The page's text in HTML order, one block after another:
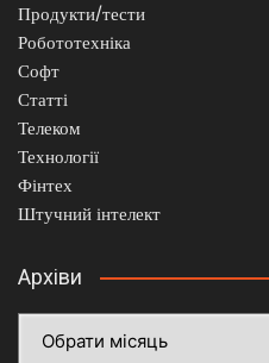
Продукти/тести
Робототехніка
Софт
Статті
Телеком
Технології
Фінтех
Штучний інтелект
Архіви